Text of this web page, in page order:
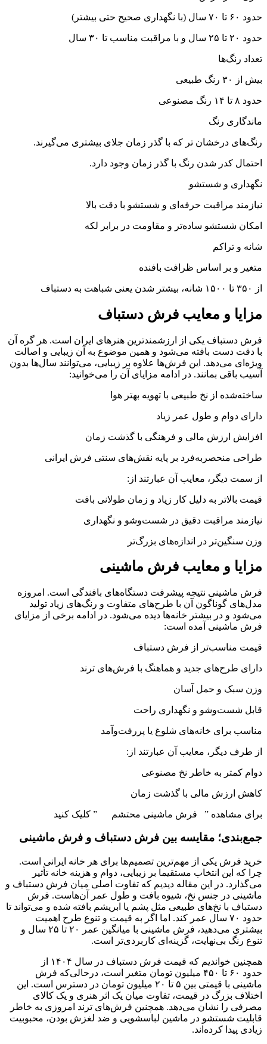
حدود ۶۰ تا ۷۰ سال (با نگهداری صحیح حتی بیشتر)
حدود ۲۰ تا ۲۵ سال و با مراقبت مناسب تا ۳۰ سال
تعداد رنگ‌ها
بیش از ۳۰ رنگ طبیعی
حدود ۸ تا ۱۴ رنگ مصنوعی
ماندگاری رنگ
رنگ‌های درخشان تر که با گذر زمان جلای بیشتری می‌گیرند.
احتمال کدر شدن رنگ با گذر زمان وجود دارد.
نگهداری و شستشو
نیازمند مراقبت حرفه‌ای و شستشو با دقت بالا
امکان شستشو ساده‌تر و مقاومت در برابر لکه
شانه و تراکم
متغیر و بر اساس ظرافت بافنده
از ۳۵۰ تا ۱۵۰۰ شانه، بیشتر شدن یعنی شباهت به دستباف
مزایا و معایب فرش دستباف
فرش دستباف یکی از ارزشمندترین هنرهای ایران است. هر گره آن
با دقت دست بافته می‌شود و همین موضوع به آن زیبایی و اصالت
ویژه‌ای می‌دهد. این فرش‌ها علاوه بر زیبایی، می‌توانند سال‌ها بدون
آسیب باقی بمانند. در ادامه مزایای آن را می‌خوانید:
‌ساخته‌شده از نخ طبیعی با تهویه بهتر هوا
‌دارای دوام و طول عمر زیاد
‌افزایش ارزش مالی و فرهنگی با گذشت زمان
‌طراحی منحصربه‌فرد بر پایه نقش‌های سنتی فرش ایرانی
از سمت دیگر، معایب آن عبارتند از:
‌قیمت بالاتر به دلیل کار زیاد و زمان طولانی بافت
‌نیازمند مراقبت دقیق در شست‌وشو و نگهداری
‌وزن سنگین‌تر در اندازه‌های بزرگ‌تر
مزایا و معایب فرش ماشینی
فرش ماشینی نتیجه پیشرفت دستگاه‌های بافندگی است. امروزه
مدل‌های گوناگون آن با طرح‌های متفاوت و رنگ‌های زیاد تولید
می‌شود و در بیشتر خانه‌ها دیده می‌شود. در ادامه برخی از مزایای
فرش ماشینی آمده است:
‌قیمت مناسب‌تر از فرش دستباف
‌دارای طرح‌های جدید و هماهنگ با فرش‌های ترند
‌وزن سبک و حمل آسان
‌قابل شست‌وشو و نگهداری راحت
‌مناسب برای خانه‌های شلوغ یا پررفت‌وآمد
از طرف دیگر، معایب آن عبارتند از:
‌دوام کمتر به خاطر نخ مصنوعی
‌کاهش ارزش مالی با گذشت زمان
برای مشاهده ” فرش ماشینی محتشم ” کلیک کنید
جمع‌بندی؛ مقایسه بین فرش دستباف و فرش ماشینی
خرید فرش یکی از مهم‌ترین تصمیم‌ها برای هر خانه ایرانی است.
چرا که این انتخاب مستقیما بر زیبایی، دوام و هزینه خانه تأثیر
می‌گذارد. در این مقاله دیدیم که تفاوت اصلی میان فرش دستباف و
ماشینی در جنس نخ، شیوه بافت و طول عمر آن‌هاست. فرش
دستباف با نخ‌های طبیعی مثل پشم یا ابریشم بافته شده و می‌تواند تا
حدود ۷۰ سال عمر کند. اما اگر به قیمت و تنوع طرح اهمیت
بیشتری می‌دهید، فرش ماشینی با میانگین عمر ۲۰ تا ۲۵ سال و
تنوع رنگ بی‌نهایت، گزینه‌ای کاربردی‌تر است.
همچنین خواندیم که قیمت فرش دستباف در سال ۱۴۰۴ از
حدود ۶۰ تا ۴۵۰ میلیون تومان متغیر است، درحالی‌که فرش
ماشینی با قیمتی بین ۵ تا ۲۰ میلیون تومان در دسترس است. این
اختلاف بزرگ در قیمت، تفاوت میان یک اثر هنری و یک کالای
مصرفی را نشان می‌دهد. همچنین فرش‌های ترند امروزی به خاطر
قابلیت شستشو در ماشین لباسشویی و ضد لغزش بودن، محبوبیت
زیادی پیدا کرده‌اند.